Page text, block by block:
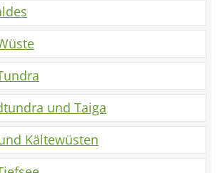
und Taiga
Kältewüsten